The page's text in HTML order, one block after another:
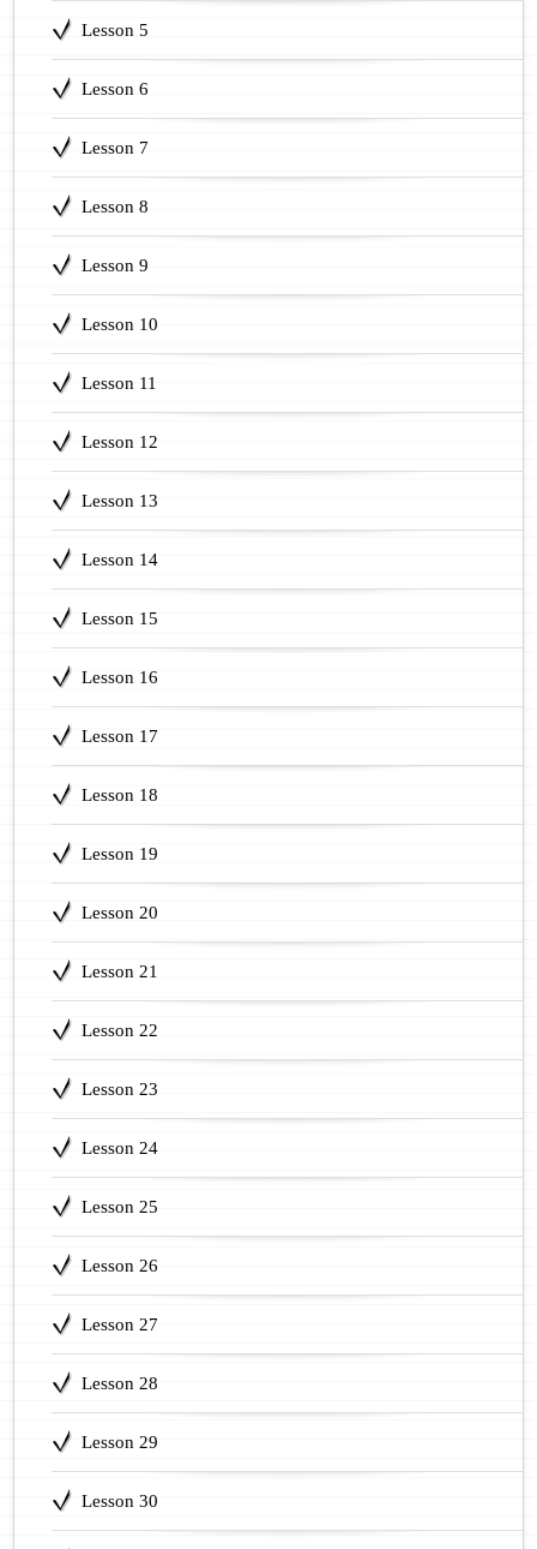
Lesson 5
Lesson 6
Lesson 7
Lesson 8
Lesson 9
Lesson 10
Lesson 11
Lesson 12
Lesson 13
Lesson 14
Lesson 15
Lesson 16
Lesson 17
Lesson 18
Lesson 19
Lesson 20
Lesson 21
Lesson 22
Lesson 23
Lesson 24
Lesson 25
Lesson 26
Lesson 27
Lesson 28
Lesson 29
Lesson 30